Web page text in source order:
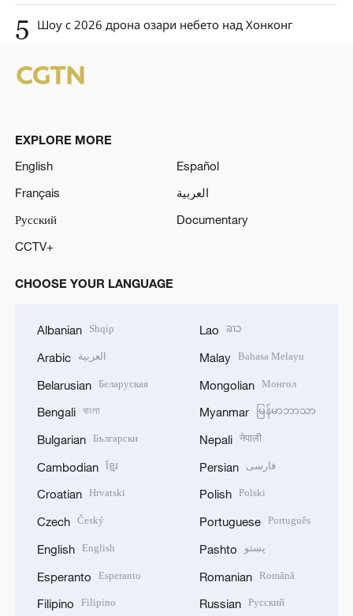
5 Шоу с 2026 дрона озари небето над Хонконг
EXPLORE MORE
English
Español
Français
العربية
Русский
Documentary
CCTV+
CHOOSE YOUR LANGUAGE
Albanian Shqip
Arabic العربية
Belarusian Беларуская
Bengali বাংলা
Bulgarian Български
Cambodian ខ្មែរ
Croatian Hrvatski
Czech Český
English English
Esperanto Esperanto
Filipino Filipino
Lao ລາວ
Malay Bahasa Melayu
Mongolian Монгол
Myanmar မြန်မာဘာသာ
Nepali नेपाली
Persian فارسی
Polish Polski
Portuguese Português
Pashto پښتو
Romanian Română
Russian Русский